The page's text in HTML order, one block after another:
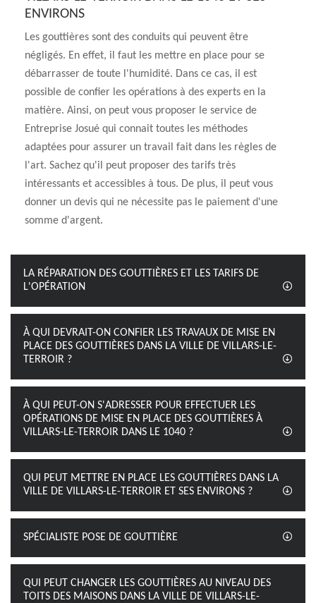
ENVIRONS
Les gouttières sont des conduits qui peuvent être
négligés. En effet, il faut les mettre en place pour se
débarrasser de toute l'humidité. Dans ce cas, il est
possible de confier les opérations à des experts en la
matière. Ainsi, on peut vous proposer le service de
Entreprise Josué qui connait toutes les méthodes
adaptées pour assurer un travail fait dans les règles de
l'art. Sachez qu'il peut proposer des tarifs très
intéressants et accessibles à tous. De plus, il peut vous
donner un devis qui ne nécessite pas le paiement d'une
somme d'argent.
LA RÉPARATION DES GOUTTIÈRES ET LES TARIFS DE
L'OPÉRATION
À QUI DEVRAIT-ON CONFIER LES TRAVAUX DE MISE EN
PLACE DES GOUTTIÈRES DANS LA VILLE DE VILLARS-LE-
TERROIR ?
À QUI PEUT-ON S'ADRESSER POUR EFFECTUER LES
OPÉRATIONS DE MISE EN PLACE DES GOUTTIÈRES À
VILLARS-LE-TERROIR DANS LE 1040 ?
QUI PEUT METTRE EN PLACE LES GOUTTIÈRES DANS LA
VILLE DE VILLARS-LE-TERROIR ET SES ENVIRONS ?
SPÉCIALISTE POSE DE GOUTTIÈRE
QUI PEUT CHANGER LES GOUTTIÈRES AU NIVEAU DES
TOITS DES MAISONS DANS LA VILLE DE VILLARS-LE-